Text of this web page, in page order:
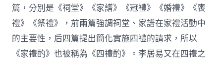
篇，分別是《祠堂》《家譜》《冠禮》《婚禮》《喪
禮》《祭禮》，前兩篇強調祠堂、家譜在家禮活動中
的主要性，后四篇提出簡化實施四禮的請求，所以
《家禮酌》也被稱為《四禮酌》。李居易又在四禮之